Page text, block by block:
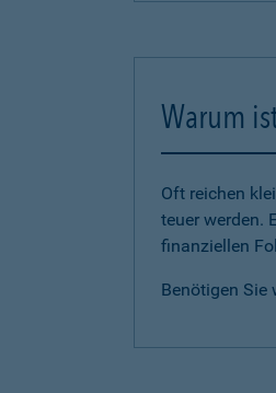
Warum
Oft reichen
teuer werden.
finanziellen
Benötigen Sie